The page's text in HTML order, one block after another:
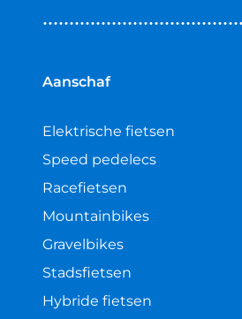
van
Aanschaf
Elektrische fietsen
Speed pedelecs
Racefietsen
Mountainbikes
Gravelbikes
Stadsfietsen
Hybride fietsen